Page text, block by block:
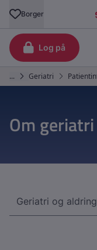
Om geriatri
Geriatri og aldring